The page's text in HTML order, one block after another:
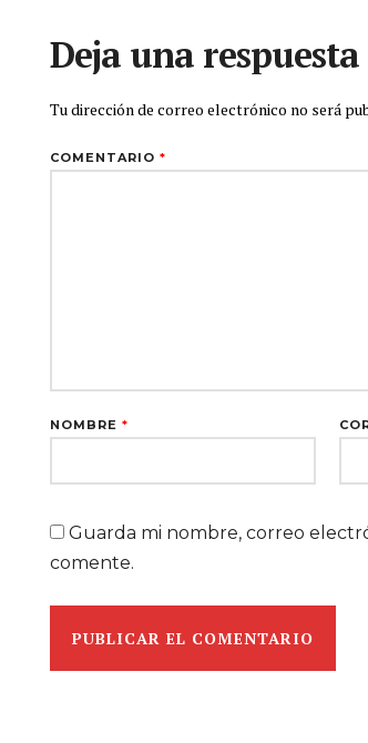
Deja una respuesta
Tu dirección de correo electrónico no será
COMENTARIO *
NOMBRE *
Guarda mi nombre, correo
comente.